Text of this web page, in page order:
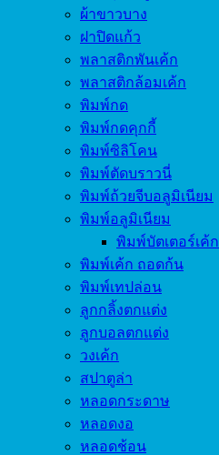
ผ้าขาวบาง
ฝาปิดแก้ว
พลาสติกพันเค้ก
พลาสติกล้อมเค้ก
พิมพ์กด
พิมพ์กดคุกกี้
พิมพ์ซิลิโคน
พิมพ์ตัดบราวนี่
พิมพ์ถ้วยจีบอลูมิเนียม
พิมพ์อลูมิเนียม
พิมพ์บัตเตอร์เค้ก
พิมพ์เค้ก ถอดก้น
พิมพ์เทปล่อน
ลูกกลิ้งตกแต่ง
ลูกบอลตกแต่ง
วงเค้ก
สปาตูล่า
หลอดกระดาษ
หลอดงอ
หลอดช้อน